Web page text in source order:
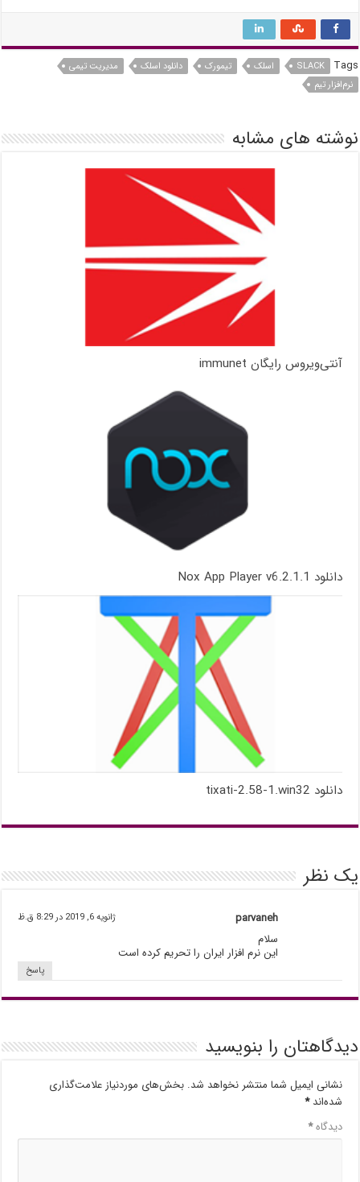
Tags
SLACK اسلک تیمورک دانلود اسلک
مدیریت تیمی
نرم‌افزار تیم
نوشته های مشابه
آنتی‌ویروس رایگان immunet
دانلود Nox App Player v6.2.1.1
دانلود tixati-2.58-1.win32
یک نظر
parvaneh ژانویه 6, 2019 در 8:29 ق.ظ
سلام
این نرم افزار ایران را تحریم کرده است
پاسخ
دیدگاهتان را بنویسید
نشانی ایمیل شما منتشر نخواهد شد. بخش‌های موردنیاز علامت‌گذاری
شده‌اند*
دیدگاه*